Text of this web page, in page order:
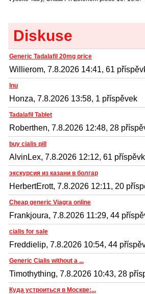
Diskuse
Generic Tadalafil 20mg price
Willierom, 7.8.2026 14:41, 61
Inu
Honza, 7.8.2026 13:58, 1 příspěvek
Tadalafil Tablet
Roberthen, 7.8.2026 12:48, 28
buy cialis pill
AlvinLex, 7.8.2026 12:12, 61
экскурсия из казани в болгар
HerbertErott, 7.8.2026 12:11, 20
Cheap generic Viagra online
Frankjoura, 7.8.2026 11:29, 44
cialis for sale
Freddielip, 7.8.2026 10:54, 44
Generic Cialis without a ...
Timothything, 7.8.2026 10:43, 28
Куда устроиться в Москве:...